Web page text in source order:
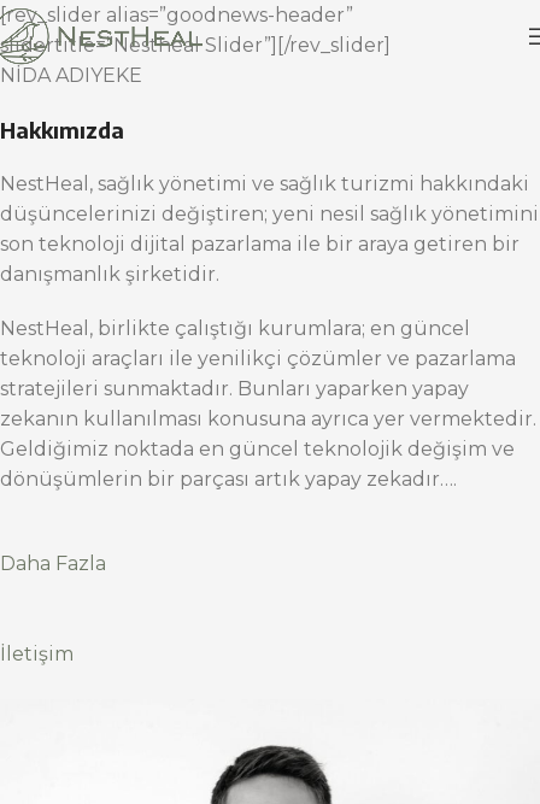
[rev_slider alias=”goodnews-header”
slidertitle=”Nestheal Slider”][/rev_slider]
NİDA ADIYEKE
Hakkımızda
NestHeal, sağlık yönetimi ve sağlık turizmi hakkındaki
düşüncelerinizi değiştiren; yeni nesil sağlık yönetimini
son teknoloji dijital pazarlama ile bir araya getiren bir
danışmanlık şirketidir.
NestHeal, birlikte çalıştığı kurumlara; en güncel
teknoloji araçları ile yenilikçi çözümler ve pazarlama
stratejileri sunmaktadır. Bunları yaparken yapay
zekanın kullanılması konusuna ayrıca yer vermektedir.
Geldiğimiz noktada en güncel teknolojik değişim ve
dönüşümlerin bir parçası artık yapay zekadır….
Daha Fazla
İletişim